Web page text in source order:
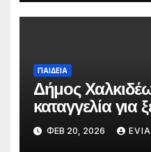
ΠΑΙΔΕΙΑ
Δήμος
καταγγελία
τρόφιμα
σταθμών
ΦΕΒ 20, 2026